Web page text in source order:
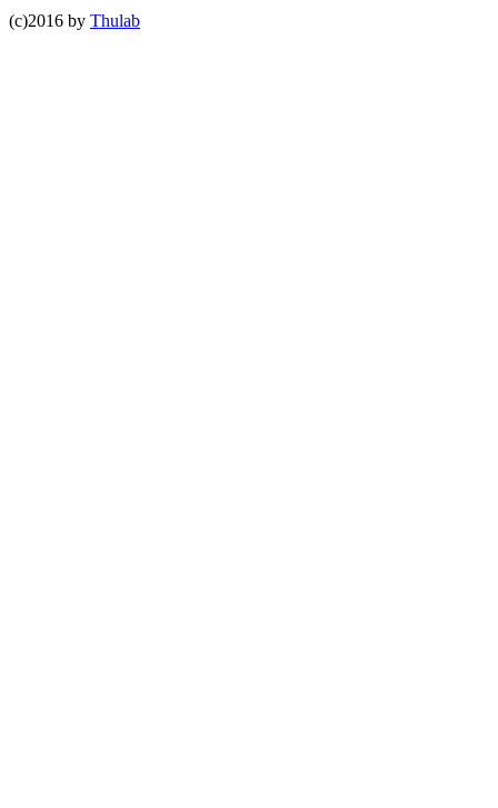
(c)2016 by Thulab